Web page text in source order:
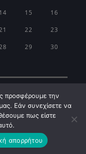
14 15 16
22 23
29 30
© 2026
προσφέρουμε την
Εάν συνεχίσετε να
πως είστε
απορρήτου